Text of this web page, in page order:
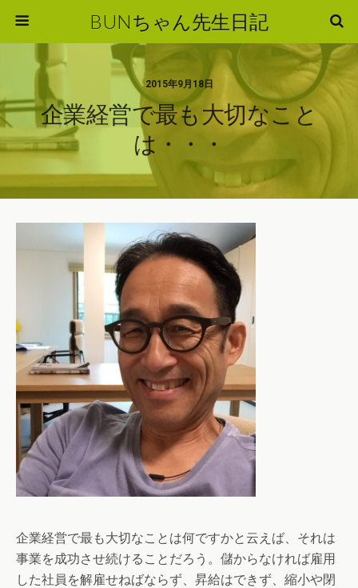
BUNちゃん先生日記
2015年9月18日
企業経営で最も大切なこと
は・・・
企業経営で最も大切なことは何ですかと云えば、それは
事業を成功させ続けることだろう。儲からなければ雇用
した社員を解雇せねばならず、昇給はできず、縮小や閉